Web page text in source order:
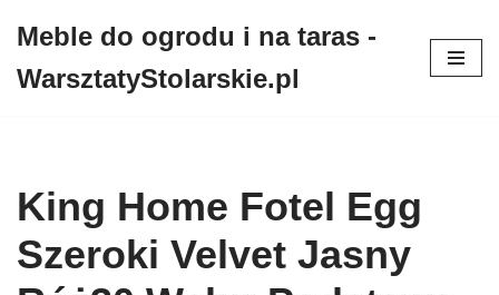
do
Meble do ogrodu i na taras -
WarsztatyStolarskie.pl
King Home Fotel Egg
Szeroki Velvet Jasny